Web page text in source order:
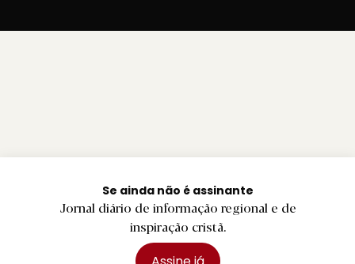
Se ainda não é assinante
Jornal diário de informação regional e de
inspiração cristã.